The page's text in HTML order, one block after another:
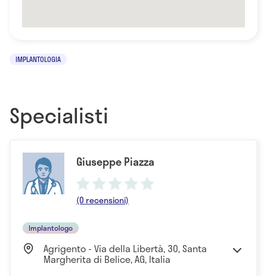
IMPLANTOLOGIA
Specialisti
Giuseppe Piazza
(0 recensioni)
Implantologo
Agrigento - Via della Libertà, 30, Santa
Margherita di Belice, AG, Italia